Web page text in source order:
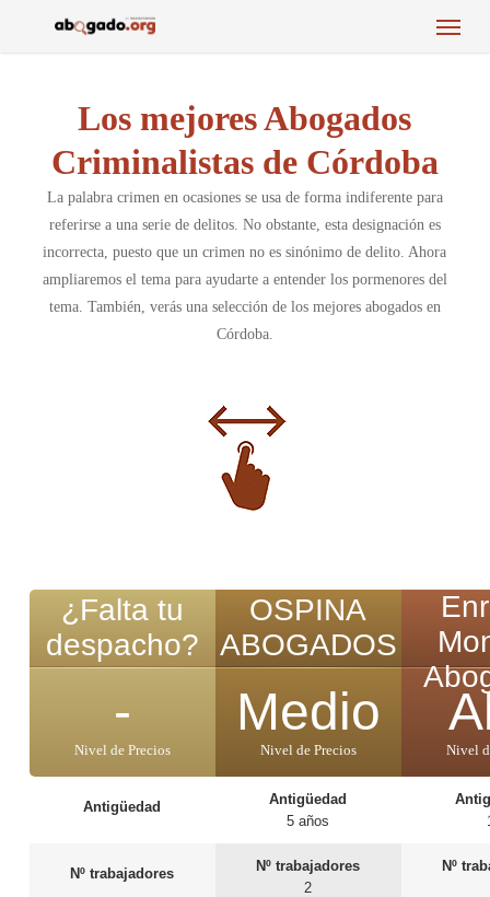
Menu
Los mejores Abogados
Criminalistas de Córdoba
La palabra crimen en ocasiones se usa de forma indiferente para
referirse a una serie de delitos. No obstante, esta designación es
incorrecta, puesto que un crimen no es sinónimo de delito. Ahora
ampliaremos el tema para ayudarte a entender los pormenores del
tema. También, verás una selección de los mejores abogados en
Córdoba.
¿Falta tu
despacho?
-
Nivel de Precios
Antigüedad
Nº trabajadores
OSPINA
ABOGADOS
Medio
Nivel de Precios
Antigüedad
5 años
Nº trabajadores
2
Nivel
Nº